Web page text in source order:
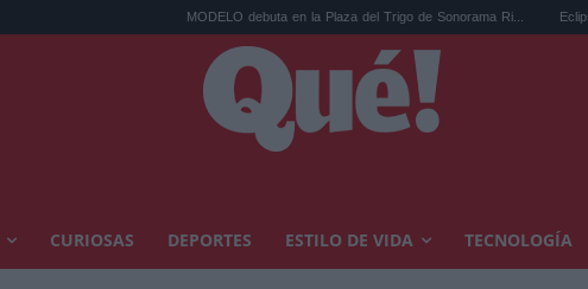
MODELO debuta en la Plaza del Trigo de Sonorama Ri... Eclipse solar en
CURIOSAS DEPORTES ESTILO DE VIDA TECNOLOGÍA